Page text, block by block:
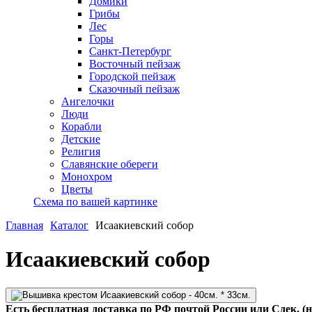
Грибы
Лес
Горы
Санкт-Петербург
Восточный пейзаж
Городской пейзаж
Сказочный пейзаж
Ангелочки
Люди
Корабли
Детские
Религия
Славянские обереги
Монохром
Цветы
Схема по вашей картинке
Главная Каталог Исаакиевский собор
Исаакиевский собор
Есть бесплатная доставка по РФ почтой России или Сдек.